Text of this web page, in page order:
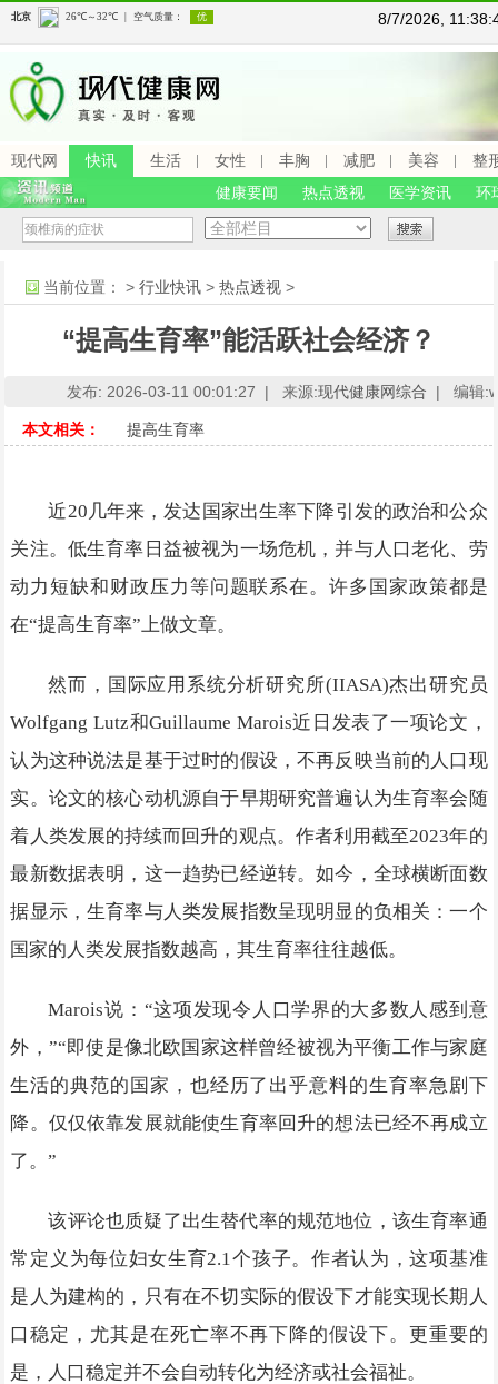
8/7/2026,
现代网 快讯 生活 女性 丰胸 减肥 美容
整
健康要闻
热点透视 医学资讯 环
当前位置： >行业快讯 >热点透视 >
“提高生育率”能活跃社会经济？
发布: 2026-03-11 00:01:27 | 来源:现代健康网综合 | 编辑
本文相关： 提高生育率
近20几年来，发达国家出生率下降引发的政治和公众
关注。低生育率日益被视为一场危机，并与人口老化、劳
动力短缺和财政压力等问题联系在。许多国家政策都是
在“提高生育率”上做文章。
然而，国际应用系统分析研究所(IIASA)杰出研究员
Wolfgang Lutz和Guillaume Marois近日发表了一项论文，
认为这种说法是基于过时的假设，不再反映当前的人口现
实。论文的核心动机源自于早期研究普遍认为生育率会随
着人类发展的持续而回升的观点。作者利用截至2023年的
最新数据表明，这一趋势已经逆转。如今，全球横断面数
据显示，生育率与人类发展指数呈现明显的负相关：一个
国家的人类发展指数越高，其生育率往往越低。
Marois说：“这项发现令人口学界的大多数人感到意
外，”“即使是像北欧国家这样曾经被视为平衡工作与家庭
生活的典范的国家，也经历了出乎意料的生育率急剧下
降。仅仅依靠发展就能使生育率回升的想法已经不再成立
了。”
该评论也质疑了出生替代率的规范地位，该生育率通
常定义为每位妇女生育2.1个孩子。作者认为，这项基准
是人为建构的，只有在不切实际的假设下才能实现长期人
口稳定，尤其是在死亡率不再下降的假设下。更重要的
是，人口稳定并不会自动转化为经济或社会福祉。